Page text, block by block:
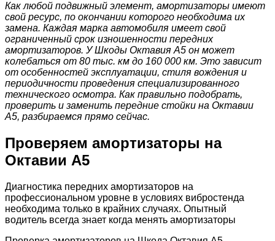
Как любой подвижный элемент, амортизаторы имеют
свой ресурс, по окончании которого необходима их
замена. Каждая марка автомобиля имеет свой
ограниченный срок изношенности передних
амортизаторов. У Шкоды Октавия А5 он может
колебаться от 80 тыс. км до 160 000 км. Это зависит
от особенностей эксплуатации, стиля вождения и
периодичности проведения специализированного
технического осмотра. Как правильно подобрать,
проверить и заменить передние стойки на Октавии
А5, разбираемся прямо сейчас.
Проверяем амортизаторы на
Октавии А5
Диагностика передних амортизаторов на
профессиональном уровне в условиях вибростенда
необходима только в крайних случаях. Опытный
водитель всегда знает когда менять амортизаторы